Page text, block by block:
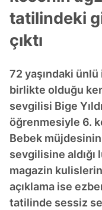
tatilindeki
çıktı
72 yaşındaki ünlü
birlikte olduğu
sevgilisi Bige
öğrenmesiyle 6.
Bebek
sevgilisine
magazin
açıklama ise
tatilinde sessiz